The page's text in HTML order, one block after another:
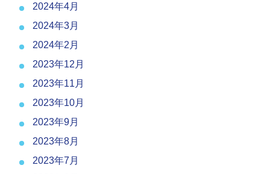
2024年4月
2024年3月
2024年2月
2023年12月
2023年11月
2023年10月
2023年9月
2023年8月
2023年7月